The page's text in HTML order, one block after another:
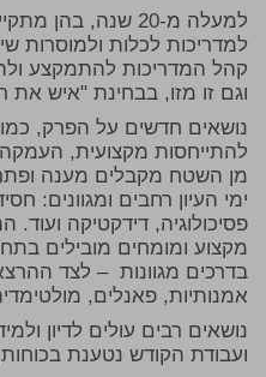
למעלה מ-20 שנה,
למדריכות לכלות ולמוסרות
קהל המדריכות להתמקצע
וגם זו מזו, בבחינת "איש את
נושאים חדשים על הפרק, כמו
להתייחסות מקצועית, העמקה
מן השטח מקבלים מענה
ימי העיון רחבים ומגוונים:
פסיכולוגיה, דידקטיקה
מקצוע ומומחים מובילים
בדרכים מגוונות – לצד
אמנותיות, פאנלים,
נושאים רבים עולים לדיון
ועבודת הקודש נטענת